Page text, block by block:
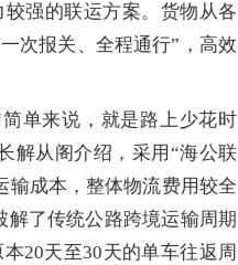
强的联运方案。货物从各
次报关、全程通行”，高效
单来说，就是路上少花时
解从阁介绍，采用“海公联
输成本，整体物流费用较全
解了传统公路跨境运输周期
20天至30天的单车往返周